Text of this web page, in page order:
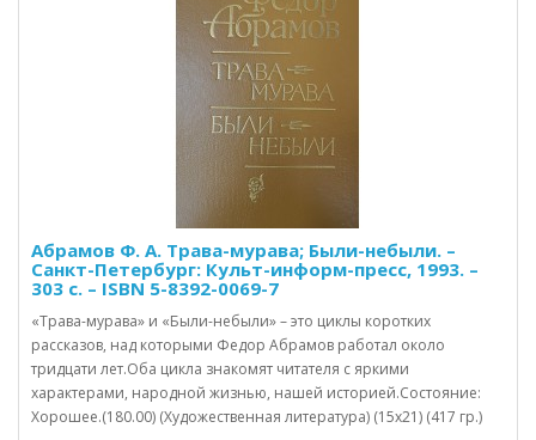
Абрамов Ф. А. Трава-мурава; Были-небыли. –
Санкт-Петербург: Культ-информ-пресс, 1993. –
303 с. – ISBN 5-8392-0069-7
«Трава-мурава» и «Были-небыли» – это циклы коротких
рассказов, над которыми Федор Абрамов работал около
тридцати лет.Оба цикла знакомят читателя с яркими
характерами, народной жизнью, нашей историей.Состояние:
Хорошее.(180.00) (Художественная литература) (15х21) (417 гр.)